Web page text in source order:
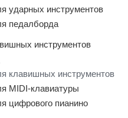
ударных инструментов
педалборда
инструментов
клавишных инструментов
MIDI-клавиатуры
цифрового пианино